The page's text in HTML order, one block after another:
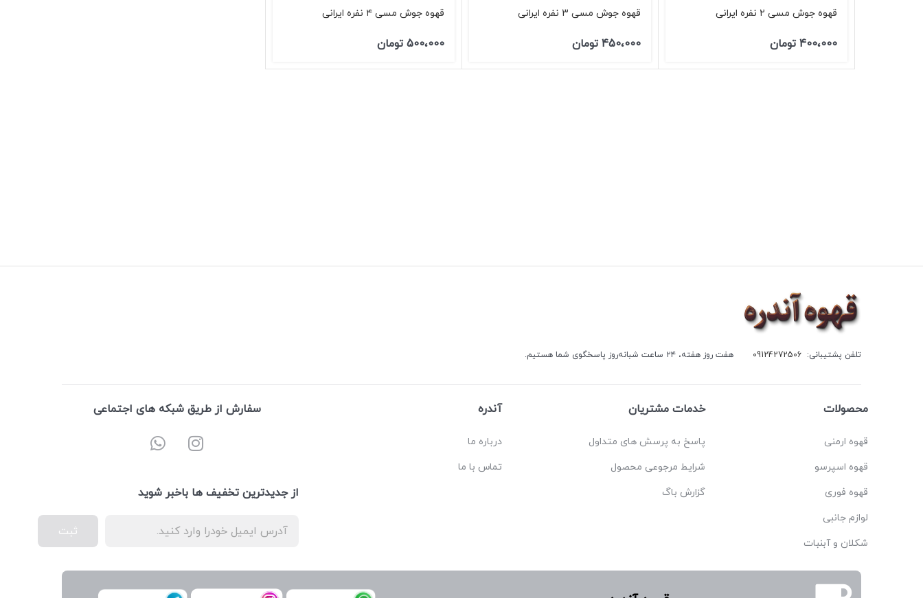
قهوه جوش مسی ۲ نفره ایرانی
400،000 تومان
قهوه جوش مسی 3 نفره ایرانی
450،000 تومان
قهوه جوش مسی ۴ نفره ایرانی
500،000 تومان
تلفن پشتیبانی: 09124272506 هفت روز هفته، ۲۴ ساعت شبانه‌روز پاسخگوی شما هستیم.
محصولات
قهوه ارمنی
قهوه اسپرسو
قهوه فوری
لوازم جانبی
شکلان و آبنبات
خدمات مشتریان
پاسخ به پرسش های متداول
شرایط مرجوعی محصول
گزارش باگ
آندره
درباره ما
تماس با ما
سفارش از طریق شبکه های اجتماعی
از جدیدترین تخفیف ها باخبر شوید
ثبت